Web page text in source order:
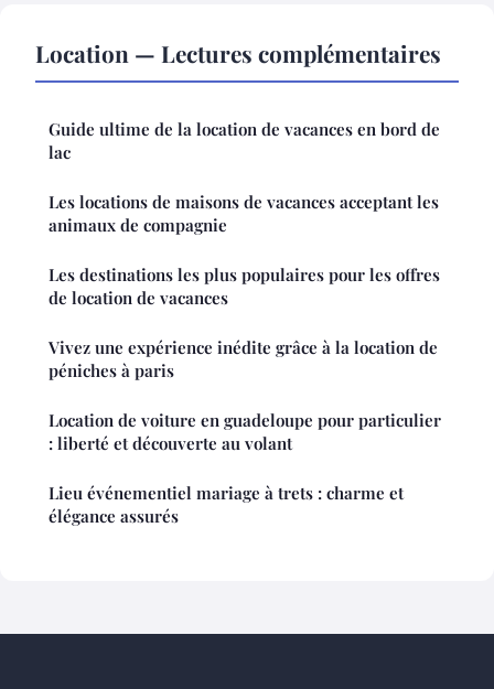
Location — Lectures complémentaires
Guide ultime de la location de vacances en bord de
lac
Les locations de maisons de vacances acceptant les
animaux de compagnie
Les destinations les plus populaires pour les offres
de location de vacances
Vivez une expérience inédite grâce à la location de
péniches à paris
Location de voiture en guadeloupe pour particulier
: liberté et découverte au volant
Lieu événementiel mariage à trets : charme et
élégance assurés